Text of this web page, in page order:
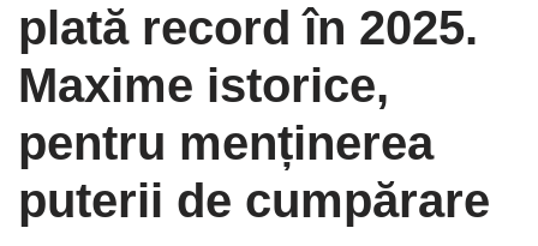
plată record în 2025.
Maxime istorice,
pentru menținerea
puterii de cumpărare